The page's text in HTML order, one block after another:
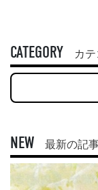
CATEGORY カ
NEW 最新の記